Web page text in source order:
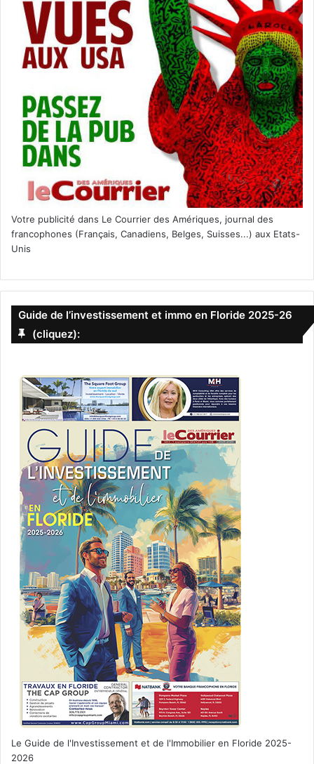
The Oasis, à Wynwood : nouveau grand temple de la fête en plein
Ainsi, Wynwood est devenu « l’autre terrain de jeu », en
parallèle de Miami Beach. Dommage qu’on n’ait pas pensé
un peu plus aux artistes… car à Miami il n’y a pas pour le
moment d’équivalent à ce que fut Wynwood. Certains sont
allés vers Little Haïti. D’autres ont ouvert à Allapattah. Mais
ce serait quand même bien si quelqu’un pensait à leur
réserver un endroit à eux…
Selfie Museum de Miami Wynwood
Certes, un quartier comme celui de Chelsea à New-York
est totalement « boring », avec un trop grand
nombre « d’artistes pour hall d’hôtels ». Personne ne veut
de ça ici. A Miami on préfère la créativité et on commence
à regretter que notre quartier à nous ait disparu ! Encore
une fois… espérons que dans le futur on pense un peu
plus aux artistes !
Diaporama – le food market de
Smorgasburg, chaque samedi à
Wynwood :
Votre publicité dans Le Courrier des Amériques, journal des
francophones (Français, Canadiens, Belges, Suisses...) aux Etats-
Unis
Guide de l’investissement et immo en Floride 2025-26
(cliquez):
Le Guide de l'Investissement et de l'Immobilier en Floride 2025-
2026